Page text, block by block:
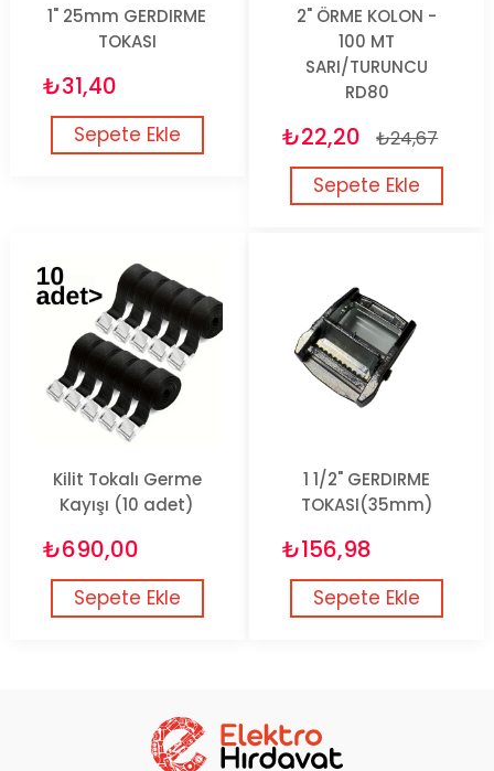
1" 25mm GERDIRME
TOKASI
₺31,40
Sepete Ekle
2" ÖRME KOLON -
100 MT
SARI/TURUNCU
RD80
₺22,20 ₺24,67
Sepete Ekle
Kilit Tokalı Germe
Kayışı (10 adet)
₺690,00
Sepete Ekle
1 1/2" GERDIRME
TOKASI(35mm)
₺156,98
Sepete Ekle